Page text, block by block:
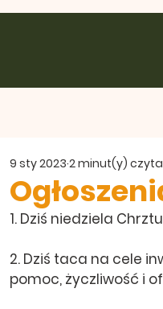
9 sty 2023 2 minut(y)
1. Dziś niedziela
2. Dziś taca na cele
pomoc, życzliwość i